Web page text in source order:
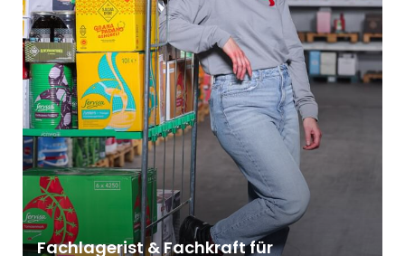
Fachlagerist & Fachkraft für